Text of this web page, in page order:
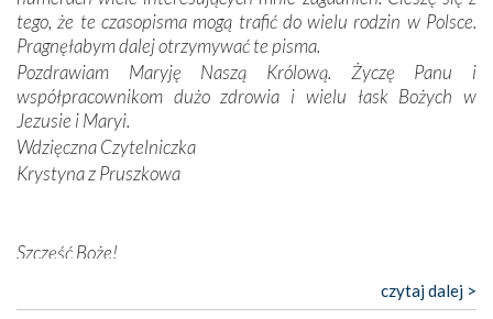
zwycięskich bitwach i nieszczęśliwych losach grzesznych
kochanków.
Byli tym razem pośród Apostołów Fatimy reprezentanci
każdego spośród żyjących pokoleń. Najmłodszy uczestnik
liczył sobie 13 lat, zaś senior, pan Zdzisław – już 94.
Całe życie marzyłem, by tu przyjechać
Nasza pielgrzymka nie byłaby tak bogata w duchową treść
Oprócz zapewnienia nam możliwości codziennego
tego, że te czasopisma mogą trafić do wielu rodzin w Polsce.
Pragnęłabym dalej otrzymywać te pisma.
Pozdrawiam Maryję Naszą Królową. Życzę Panu i
współpracownikom dużo zdrowia i wielu łask Bożych w
Jezusie i Maryi.
Wdzięczna Czytelniczka
Krystyna z Pruszkowa
Szczęść Boże!
to pismo, które bardzo sobie cenię i szanuję. Redagujecie
czytaj dalej >